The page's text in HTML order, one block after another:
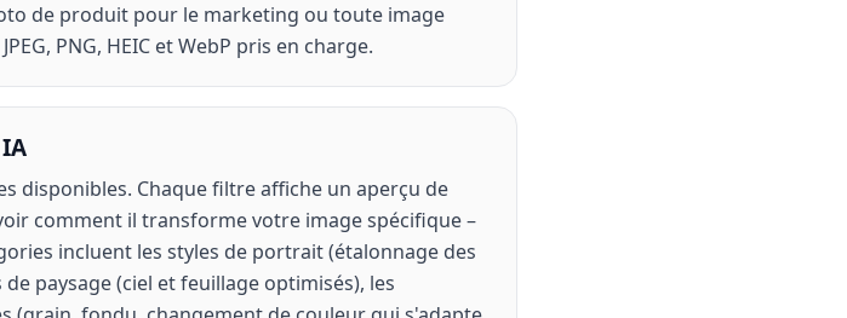
de produit pour le marketing ou toute image
PNG, HEIC et WebP pris en charge.
disponibles. Chaque filtre affiche un aperçu de
comment il transforme votre image spécifique –
incluent les styles de portrait (étalonnage des
paysage (ciel et feuillage optimisés), les